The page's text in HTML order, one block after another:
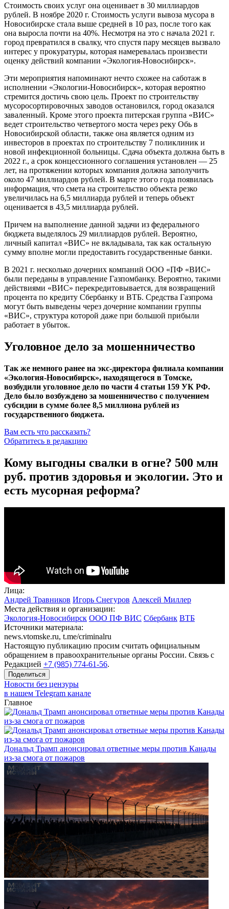
Стоимость своих услуг она оценивает в 30 миллиардов
рублей. В ноябре 2020 г. Стоимость услуги вывоза мусора в
Новосибирске стала выше средней в 10 раз, после того как
она выросла почти на 40%. Несмотря на это с начала 2021 г.
город превратился в свалку, что спустя пару месяцев вызвало
интерес у прокуратуры, которая намеревалась произвести
оценку действий компании «Экология-Новосибирск».
Эти мероприятия напоминают нечто схожее на саботаж в
исполнении «Экологии-Новосибирск», которая вероятно
стремится достичь свою цель. Проект по строительству
мусоросортировочных заводов остановился, город оказался
заваленный. Кроме этого проекта питерская группа «ВИС»
ведет строительство четвертого моста через реку Обь в
Новосибирской области, также она является одним из
инвесторов в проектах по строительству 7 поликлиник и
новой инфекционной больницы. Сдача объекта должна быть в
2022 г., а срок концессионного соглашения установлен — 25
лет, на протяжении которых компания должна заполучить
около 47 миллиардов рублей. В марте этого года появилась
информация, что смета на строительство объекта резко
увеличилась на 6,5 миллиарда рублей и теперь объект
оценивается в 43,5 миллиарда рублей.
Причем на выполнение данной задачи из федерального
бюджета выделялось 29 миллиардов рублей. Вероятно,
личный капитал «ВИС» не вкладывала, так как остальную
сумму вполне могли предоставить государственные банки.
В 2021 г. несколько дочерних компаний ООО «ПФ «ВИС»
были переданы в управление Газпомбанку. Вероятно, такими
действиями «ВИС» перекредитовывается, для возвращений
процента по кредиту Сбербанку и ВТБ. Средства Газпрома
могут быть выведены через дочерние компании группы
«ВИС», структура которой даже при большой прибыли
работает в убыток.
Уголовное дело за мошенничество
Так же немного ранее на экс-директора филиала компании
«Экология-Новосибирск», находящегося в Томске,
возбудили уголовное дело по части 4 статьи 159 УК РФ.
Дело было возбуждено за мошенничество с получением
субсидии в сумме более 8,5 миллиона рублей из
государственного бюджета.
Вам есть что рассказать?
Обратитесь в редакцию
Кому выгодны свалки в огне? 500 млн
руб. против здоровья и экологии. Это и
есть мусорная реформа?
Лица:
Андрей Травников Игорь Снегуров Алексей Миллер
Места действия и организации:
Экология-Новосибирск ООО ПФ ВИС Сбербанк ВТБ
Источники материала:
news.vtomske.ru, t.me/criminalru
Настоящую публикацию просим считать официальным
обращением в правоохранительные органы России. Связь с
Редакцией +7 (985) 774-61-56.
Поделиться
Новости без цензуры
в нашем Telegram канале
Главное
Дональд Трамп анонсировал ответные меры против Канады
из-за смога от пожаров